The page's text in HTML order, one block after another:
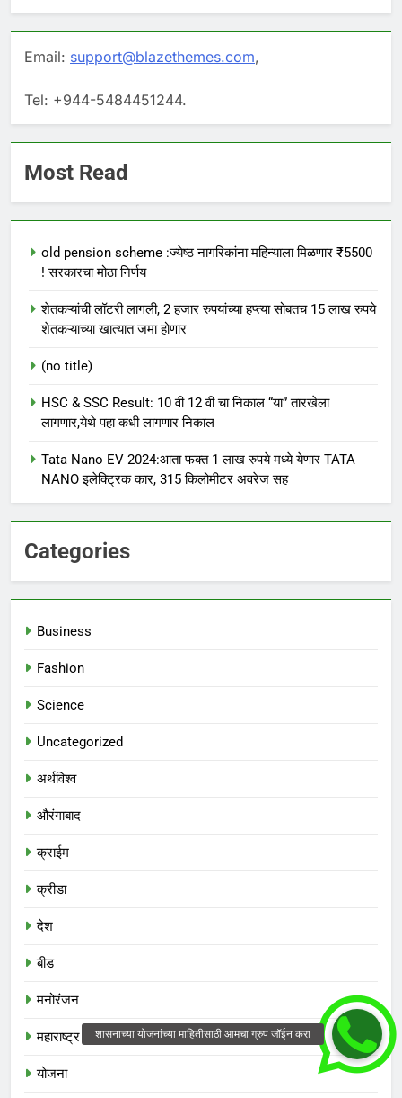
Email: support@blazethemes.com,
Tel: +944-5484451244.
Most Read
old pension scheme :ज्येष्ठ नागरिकांना महिन्याला मिळणार ₹5500
! सरकारचा मोठा निर्णय
शेतकऱ्यांची लॉटरी लागली, 2 हजार रुपयांच्या हप्त्या सोबतच 15 लाख रुपये
शेतकऱ्याच्या खात्यात जमा होणार
(no title)
HSC & SSC Result: 10 वी 12 वी चा निकाल “या” तारखेला
लागणार,येथे पहा कधी लागणार निकाल
Tata Nano EV 2024:आता फक्त 1 लाख रुपये मध्ये येणार TATA
NANO इलेक्ट्रिक कार, 315 किलोमीटर अवरेज सह
Categories
Business
Fashion
Science
Uncategorized
अर्थविश्व
औरंगाबाद
क्राईम
क्रीडा
देश
बीड
मनोरंजन
महाराष्ट्र
योजना